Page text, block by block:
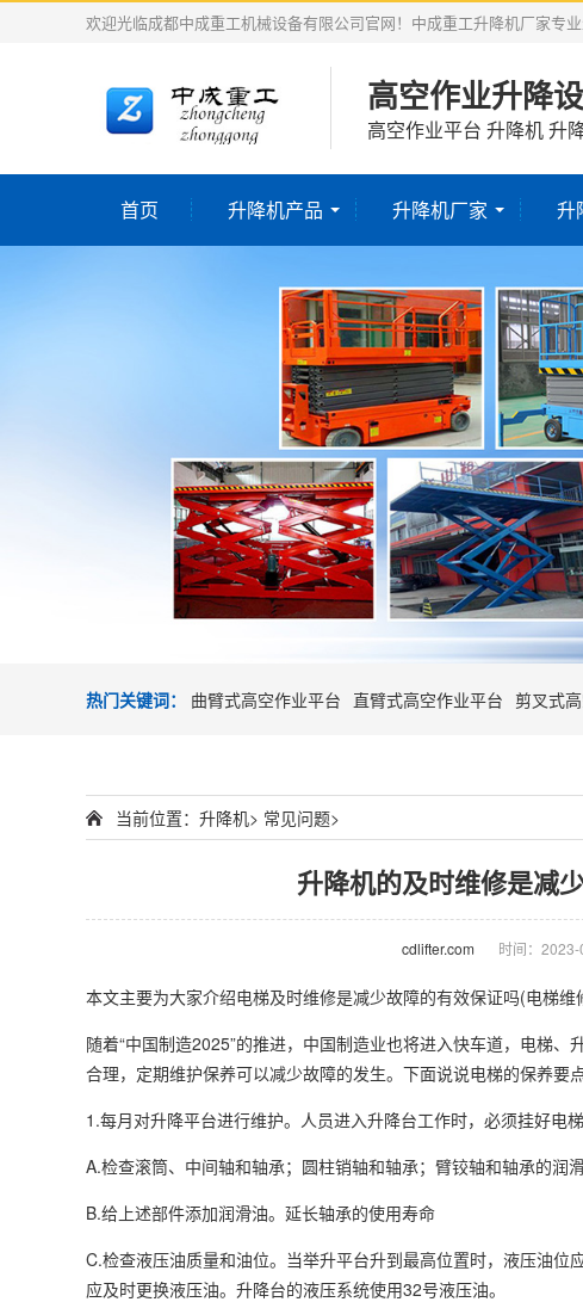
欢迎光临成都中成重工机械设备有限公司官网！中成重工升降机厂家专
高空作业升降
高空作业平台 升降机 升
首页 升降机产品 升降机厂家 升
热门关键词： 曲臂式高空作业平台 直臂式高空作业平台 剪叉式
当前位置： 升降机> 常见问题>
升降机的及时维修是减
cdlifter.com 时间：
本文主要为大家介绍电梯及时维修是减少故障的有效保证吗(电梯
随着“中国制造2025”的推进，中国制造业也将进入快车道，电梯
合理，定期维护保养可以减少故障的发生。下面说说电梯的保养要点
1.每月对升降平台进行维护。人员进入升降台工作时，必须挂好电
A.检查滚筒、中间轴和轴承；圆柱销轴和轴承；臂铰轴和轴承的润滑
B.给上述部件添加润滑油。延长轴承的使用寿命
C.检查液压油质量和油位。当举升平台升到最高位置时，液压油位
应及时更换液压油。升降台的液压系统使用32号液压油。